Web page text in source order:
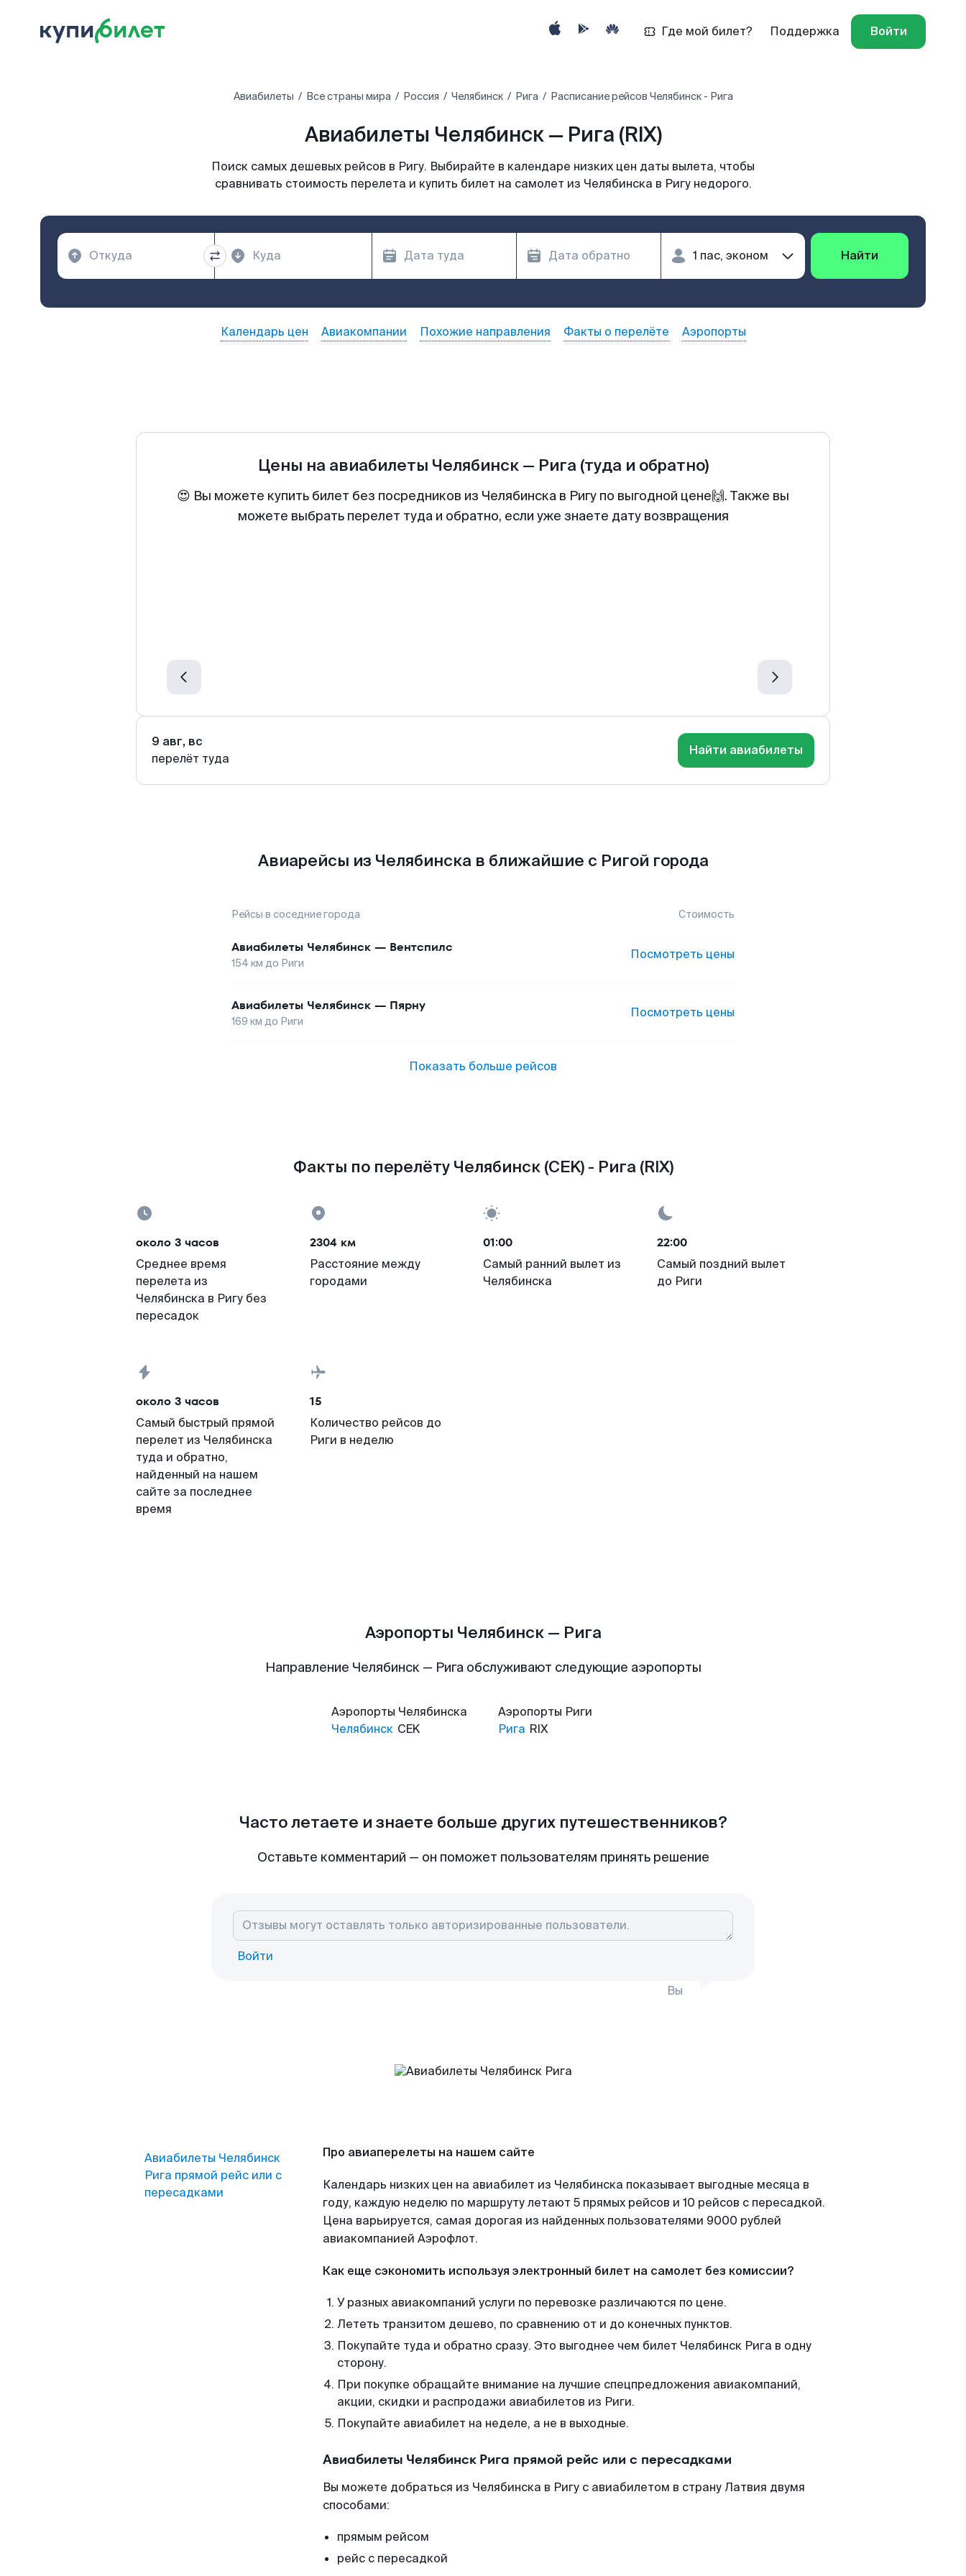
Где мой билет? Поддержка Войти
Авиабилеты Все страны мира Россия Челябинск Рига Расписание рейсов Челябинск - Рига
Авиабилеты Челябинск — Рига (RIX)
Поиск самых дешевых рейсов в Ригу. Выбирайте в календаре низких цен даты вылета, чтобы
сравнивать стоимость перелета и купить билет на самолет из Челябинска в Ригу недорого.
Найти
Календарь цен Авиакомпании Похожие направления Факты о перелёте Аэропорты
Цены на авиабилеты Челябинск— Рига (туда и обратно)
😍 Вы можете купить билет без посредников из Челябинска в Ригу по выгодной цене🙌. Также вы
можете выбрать перелет туда и обратно, если уже знаете дату возвращения
9 авг, вс
перелёт туда
Найти авиабилеты
Авиарейсы из Челябинска в ближайшие с Ригой города
Рейсы в соседние города Стоимость
Авиабилеты Челябинск — Вентспилс
154 км до Риги
Посмотреть цены
Авиабилеты Челябинск — Пярну
169 км до Риги
Посмотреть цены
Показать больше рейсов
Факты по перелёту Челябинск (CEK) - Рига (RIX)
около 3 часов
Среднее время
перелета из
Челябинска в Ригу без
пересадок
2304 км
Расстояние между
городами
01:00
Самый ранний вылет из
Челябинска
22:00
Самый поздний вылет
до Риги
около 3 часов
Самый быстрый прямой
перелет из Челябинска
туда и обратно,
найденный на нашем
сайте за последнее
время
15
Количество рейсов до
Риги в неделю
Аэропорты Челябинск — Рига
Направление Челябинск — Рига обслуживают следующие аэропорты
Аэропорты Челябинска
Челябинск CEK
Аэропорты Риги
Рига RIX
Часто летаете и знаете больше других путешественников?
Оставьте комментарий — он поможет пользователям принять решение
Войти
Вы
Авиабилеты Челябинск
Рига прямой рейс или с
пересадками
Про авиаперелеты на нашем сайте
Календарь низких цен на авиабилет из Челябинска показывает выгодные месяца в
году, каждую неделю по маршруту летают 5 прямых рейсов и 10 рейсов с пересадкой.
Цена варьируется, самая дорогая из найденных пользователями 9000 рублей
авиакомпанией Аэрофлот.
Как еще сэкономить используя электронный билет на самолет без комиссии?
У разных авиакомпаний услуги по перевозке различаются по цене.
Лететь транзитом дешево, по сравнению от и до конечных пунктов.
Покупайте туда и обратно сразу. Это выгоднее чем билет Челябинск Рига в одну
сторону.
При покупке обращайте внимание на лучшие спецпредложения авиакомпаний,
акции, скидки и распродажи авиабилетов из Риги.
Покупайте авиабилет на неделе, а не в выходные.
Авиабилеты Челябинск Рига прямой рейс или с пересадками
Вы можете добраться из Челябинска в Ригу с авиабилетом в страну Латвия двумя
способами:
прямым рейсом
рейс с пересадкой